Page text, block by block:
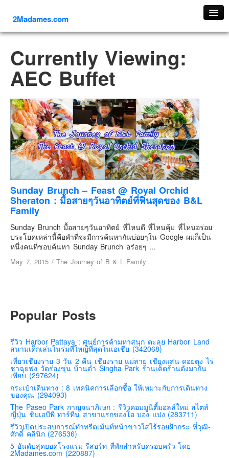
2Madames.com
ภาคเหนือ
ภาคใต้
ภาคกลาง
ภาคตะวันตก
ภาคอีสาน
ทริปต่างประเทศ
ยุโรป
รัสเซีย
อิตาลี
ตุรกี-ตุรเคีย
เยอรมัน
ฝรั่งเศส
ออสเตรีย
เนเธอร์แลนด์
สวิสเซอร์แลนด์
โปรตุเกส
สเปน
โครเอเชีย
สโลเวเนีย
มอนเตรเนโกร
บอสเนียและเฮอร์เซโกวีน่า
ญี่ปุ่น
Currently Viewing:
AEC Buffet
Sunday Brunch – Feast @ Royal Orchid
Sheraton : มื้อสายๆวันอาทิตย์ที่ฟินสุดของ B&L
Family
Sunday Brunch มื้อสายๆวันอาทิตย์ ที่ไหนดี ที่ไหนคุ้ม ที่ไหนอร่อย
ประโยคเหล่านี้คือคำที่จะมีการค้นหากันบ่อยๆใน Google ผมก็เป็น
หนึ่งคนที่ชอบค้นหา Sunday Brunch อร่อยๆ ...
May 7, 2015 / The Journey of B & L Family
Popular Posts
รีวิว Harbor Pattaya : ศูนย์การค้ามหาสนุก ตะลุย Harbor Land
สนามเด็กเล่นในร่มที่ใหญ่ที่สุดในเอเชีย (342068)
เที่ยวเชียงราย 3 วัน 2 คืน เชียงราย แม่สาย เชียงแสน ดอยตุง ไร่
ชาฉุยฟง วัดร่องขุ่น บ้านดำ Singha Park ร้านเด็ดร้านดังมากัน
เพียบ (297624)
กระเป๋าเดินทาง : 8 เทคนิคการเลือกซื้อ ให้เหมาะกับการเดินทาง
ของคุณ (294093)
The Paseo Park กาญจนาภิเษก : รีวิวคอมมูนิตี้มอลล์ใหม่ สไตส์
ญี่ปุ่น ชิมเอบีพี ทาร์ทีน สาขาแรกของโอ บอง แปง (283711)
รีวิวเปิดประสบการณ์ทำทรีตเม้นท์หน้าขาวใสไร้รอยฝ้ากระ ที่วุฒิ-
ศักดิ์ คลินิก (276536)
5 อันดับสุดยอดโรงแรม รีสอร์ท ที่พักสำหรับครอบครัว โดย
2Madames.com (220887)